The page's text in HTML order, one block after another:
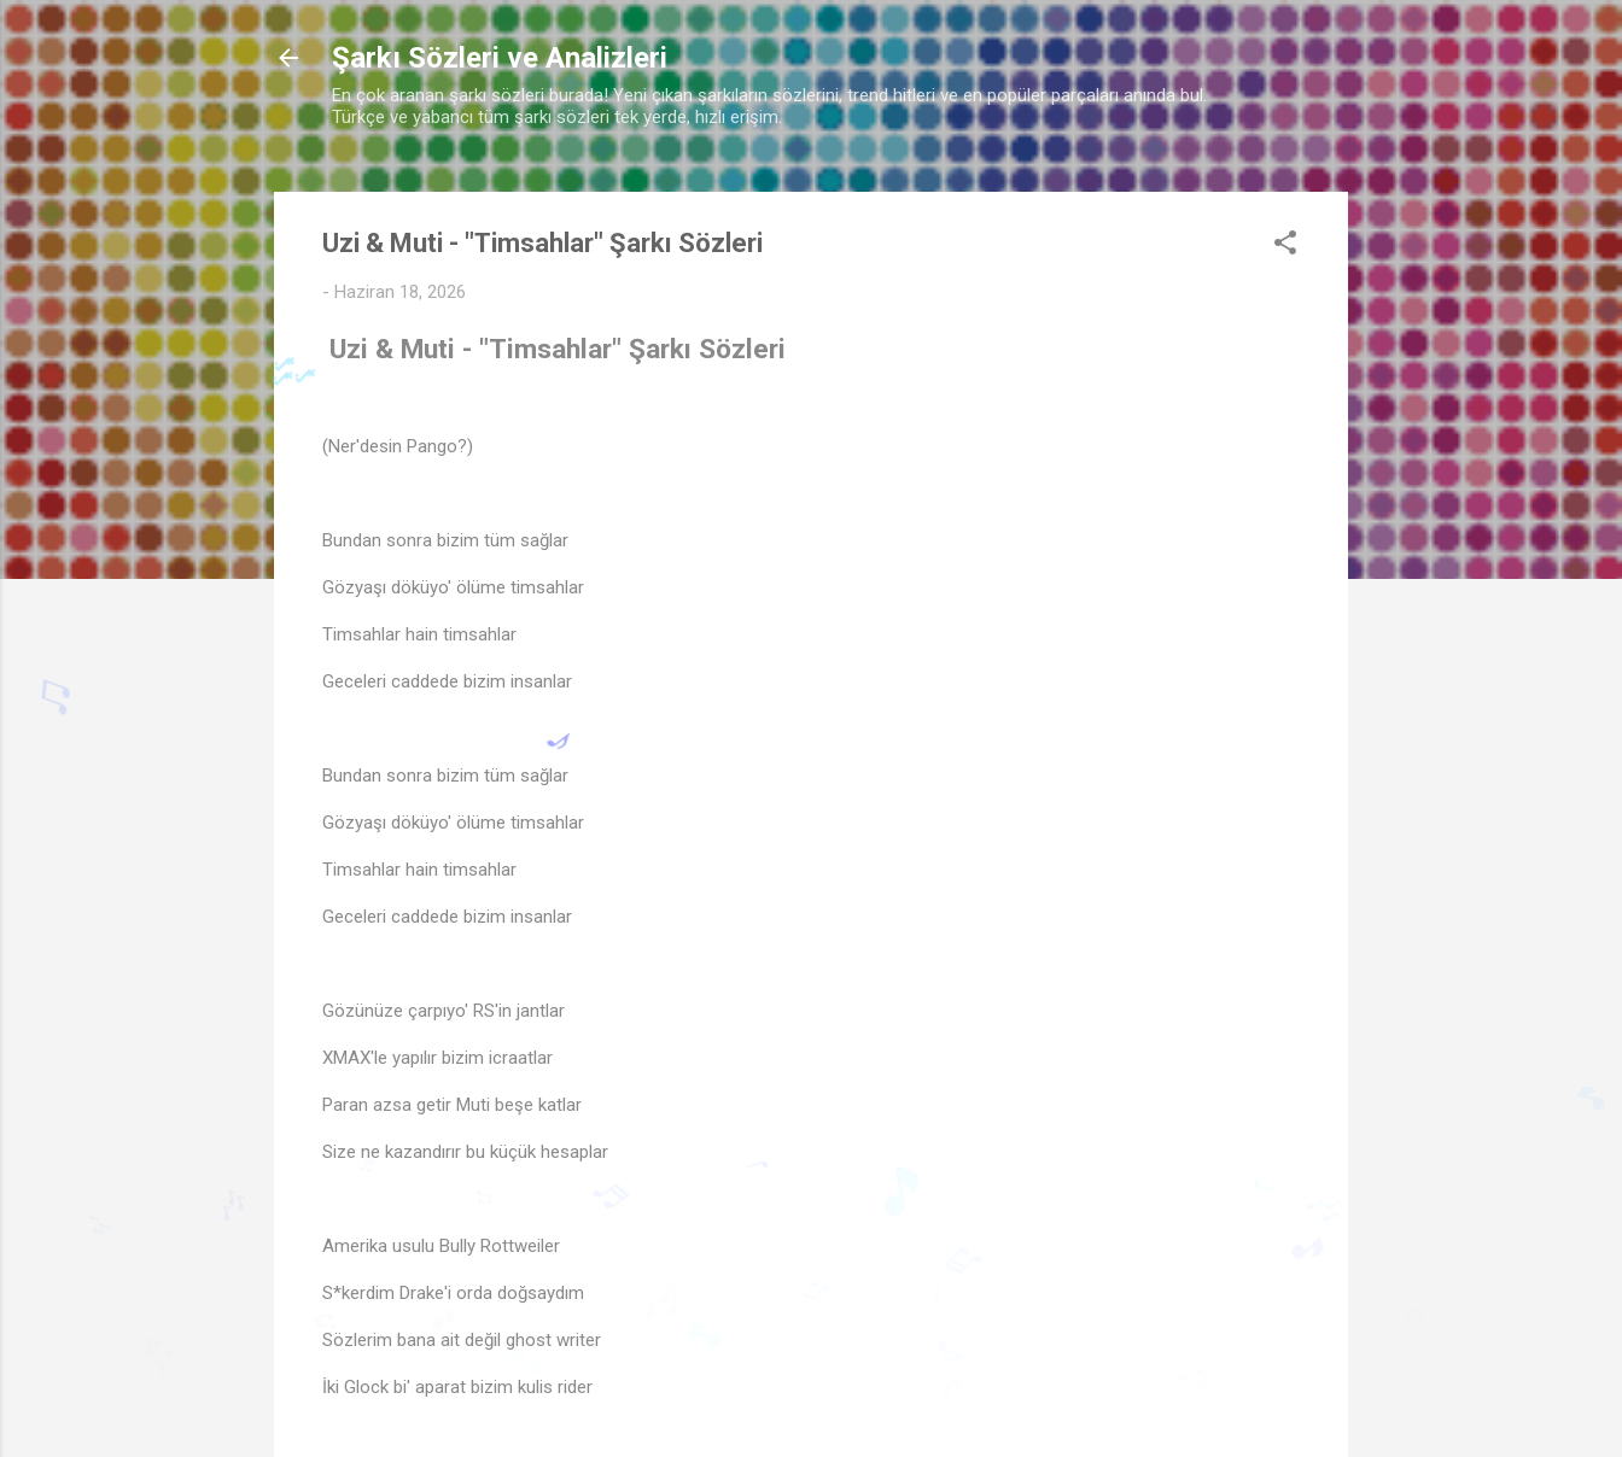
Ana içeriğe atla
Şarkı Sözleri ve Analizleri
En çok aranan şarkı sözleri burada! Yeni çıkan şarkıların sözlerini, trend hitleri ve en popüler parçaları anında bul.
Türkçe ve yabancı tüm şarkı sözleri tek yerde, hızlı erişim.
Uzi & Muti - "Timsahlar" Şarkı Sözleri
- Haziran 18, 2026
Uzi & Muti - "Timsahlar" Şarkı Sözleri
(Ner'desin Pango?)
Bundan sonra bizim tüm sağlar
Gözyaşı döküyo' ölüme timsahlar
Timsahlar hain timsahlar
Geceleri caddede bizim insanlar
Bundan sonra bizim tüm sağlar
Gözyaşı döküyo' ölüme timsahlar
Timsahlar hain timsahlar
Geceleri caddede bizim insanlar
Gözünüze çarpıyo' RS'in jantlar
XMAX'le yapılır bizim icraatlar
Paran azsa getir Muti beşe katlar
Size ne kazandırır bu küçük hesaplar
Amerika usulu Bully Rottweiler
S*kerdim Drake'i orda doğsaydım
Sözlerim bana ait değil ghost writer
İki Glock bi' aparat bizim kulis rider
♬ 🎵
♬
🎵
♬
♫